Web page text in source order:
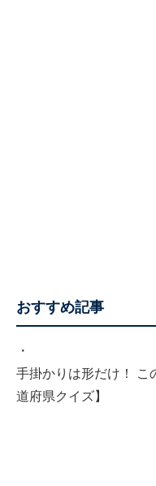
おすすめ記事
・
手掛かりは形だけ！ こ
道府県クイズ】